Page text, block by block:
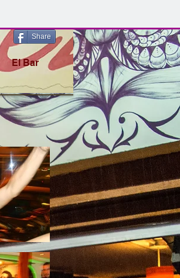
Share
El Bar